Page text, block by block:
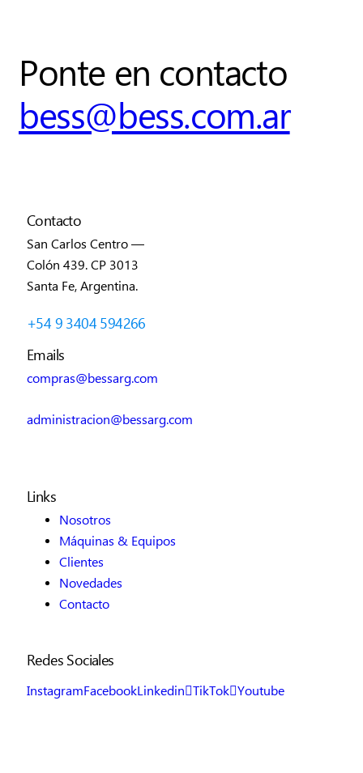
Ponte en contacto
bess@bess.com.ar
Contacto
San Carlos Centro —
Colón 439. CP 3013
Santa Fe, Argentina.
+54 9 3404 594266
Emails
compras@bessarg.com
administracion@bessarg.com
Links
Nosotros
Máquinas & Equipos
Clientes
Novedades
Contacto
Redes Sociales
InstagramFacebookLinkedin TikTok Youtube